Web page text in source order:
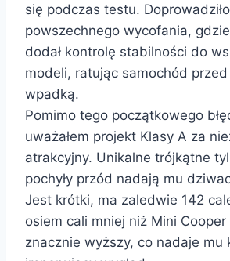
się podczas testu.
powszechnego wycofania,
dodał kontrolę stabilności do
modeli, ratując samochód
wpadką.
Pomimo tego początkowego
uważałem projekt Klasy A za
atrakcyjny. Unikalne trójkątne
pochyły przód nadają mu
Jest krótki, ma zaledwie 142
osiem cali mniej niż Mini
znacznie wyższy, co nadaje mu